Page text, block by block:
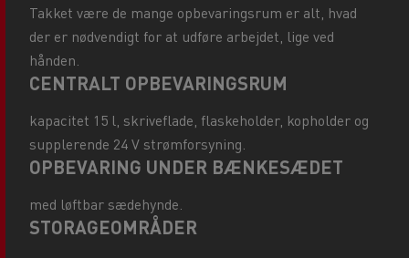
Takket være de mange opbevaringsrum er alt, hvad
der er nødvendigt for at udføre arbejdet, lige ved
hånden.
CENTRALT OPBEVARINGSRUM
kapacitet 15 l, skriveflade, flaskeholder, kopholder og
supplerende 24 V strømforsyning.
OPBEVARING UNDER BÆNKESÆDET
med løftbar sædehynde.
STORAGEOMRÅDER